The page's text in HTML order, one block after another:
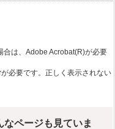
は、Adobe Acrobat(R)が必要
必要です。正しく表示されない
ページも見ていま